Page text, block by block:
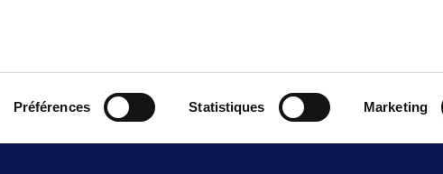
Préférences Statistiques Marketing
Des missions concrètes, des résultats visibles